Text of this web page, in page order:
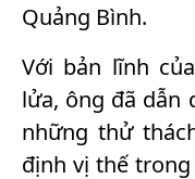
Quảng Bình.
Với bản lĩnh
lửa, ông đã dẫn
những thử
định vị thế